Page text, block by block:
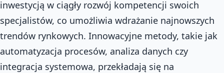
inwestycją w ciągły rozwój kompetencji swoich
specjalistów, co umożliwia wdrażanie najnowszych
trendów rynkowych. Innowacyjne metody, takie jak
automatyzacja procesów, analiza danych czy
integracja systemowa, przekładają się na